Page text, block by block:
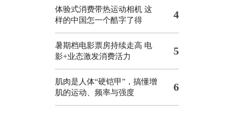
体验式消费带热运动相机 这
样的中国怎一个酷字了得
4
暑期档电影票房持续走高 电
影+业态激发消费活力
5
肌肉是人体“硬铠甲”，搞懂增
肌的运动、频率与强度
6